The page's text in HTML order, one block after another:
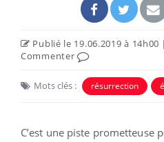
Publié le 19.06.2019 à 14h00
Commenter
Mots clés : résurrection
C’est une piste prometteuse